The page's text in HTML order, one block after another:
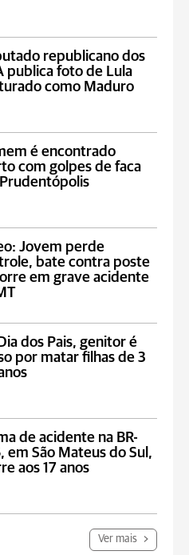
republicano dos
publica foto de Lula
como Maduro
é encontrado
com golpes de faca
Jovem perde
bate contra poste
em grave acidente
dos Pais, genitor é
por matar filhas de 3
de acidente na BR-
em São Mateus do Sul,
aos 17 anos
Ver mais